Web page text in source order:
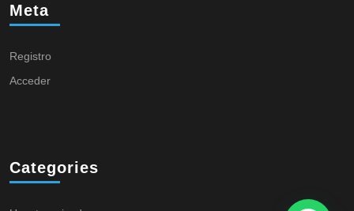
Meta
Registro
Acceder
Categories